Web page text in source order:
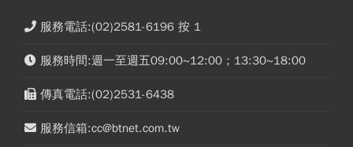
服務電話:(02)2581-6196 按 1
服務時間:週一至週五09:00~12:00；13:30~18:00
傳真電話:(02)2531-6438
服務信箱:cc@btnet.com.tw